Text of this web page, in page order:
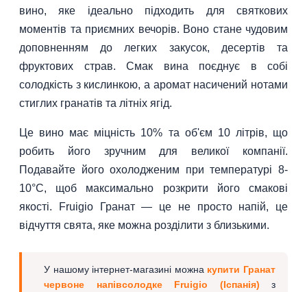
вино, яке ідеально підходить для святкових
моментів та приємних вечорів. Воно стане чудовим
доповненням до легких закусок, десертів та
фруктових страв. Смак вина поєднує в собі
солодкість з кислинкою, а аромат насичений нотами
стиглих гранатів та літніх ягід.
Це вино має міцність 10% та об'єм 10 літрів, що
робить його зручним для великої компанії.
Подавайте його охолодженим при температурі 8-
10°C, щоб максимально розкрити його смакові
якості. Fruigio Гранат — це не просто напій, це
відчуття свята, яке можна розділити з близькими.
У нашому інтернет-магазині можна купити Гранат
червоне напівсолодке Fruigio (Іспанія) з